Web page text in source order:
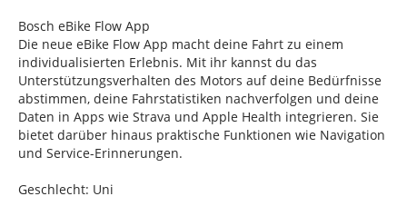
Bosch eBike Flow App
Die neue eBike Flow App macht deine Fahrt zu einem
individualisierten Erlebnis. Mit ihr kannst du das
Unterstützungsverhalten des Motors auf deine Bedürfnisse
abstimmen, deine Fahrstatistiken nachverfolgen und deine
Daten in Apps wie Strava und Apple Health integrieren. Sie
bietet darüber hinaus praktische Funktionen wie Navigation
und Service-Erinnerungen.
Geschlecht: Uni